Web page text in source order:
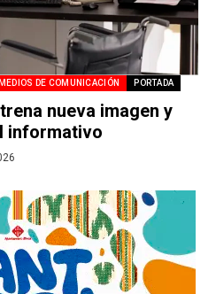
MEDIOS DE COMUNICACIÓN PORTADA
nueva imagen y
informativo